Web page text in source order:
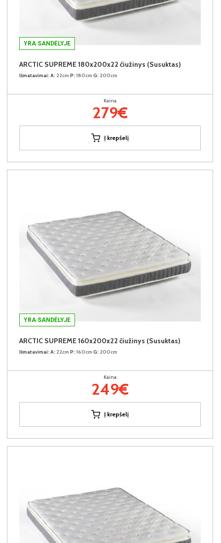
YRA SANDĖLYJE
ARCTIC SUPREME 180x200x22 čiužinys (Susuktas)
Išmatavimai: A: 22cm P: 180cm G: 200cm
Kaina:
279€
Į krepšelį
YRA SANDĖLYJE
ARCTIC SUPREME 160x200x22 čiužinys (Susuktas)
Išmatavimai: A: 22cm P: 160cm G: 200cm
Kaina:
249€
Į krepšelį